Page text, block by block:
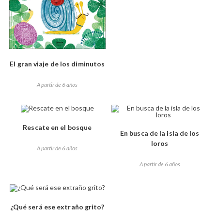
El gran viaje de los diminutos
A partir de 6 años
Rescate en el bosque
A partir de 6 años
En busca de la isla de los
loros
A partir de 6 años
¿Qué será ese extraño grito?